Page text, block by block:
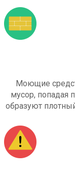
Моющие
мусор, попадая
образуют